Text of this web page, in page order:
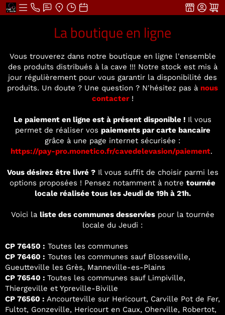
La boutique en ligne
Vous trouverez dans notre boutique en ligne l'ensemble
des produits distribués à la cave !!! Notre stock est mis à
jour régulièrement pour vous garantir la disponibilité des
produits. Un doute ? Une question ? N'hésitez pas à nous
contacter!
Le paiement en ligne est à présent disponible ! Il vous
permet de réaliser vos paiements par carte bancaire
grâce à une page internet sécurisée :
https://pay-pro.monetico.fr/cavedelevasion/paiement.
Vous désirez être livré ?Il vous suffit de choisir parmi les
options proposées ! Pensez notamment à notre tournée
locale réalisée tous les Jeudi de 19h à 21h.
Voici la liste des communes desserviespour la tournée
locale du Jeudi :
CP 76450 : Toutes les communes
CP 76460 : Toutes les communes sauf Blosseville,
Gueutteville les Grès, Manneville-es-Plains
CP 76540 : Toutes les communes sauf Limpiville,
Thiergeville et Ypreville-Biville
CP 76560 : Ancourteville sur Hericourt, Carville Pot de Fer,
Fultot, Gonzeville, Hericourt en Caux, Oherville, Robertot,